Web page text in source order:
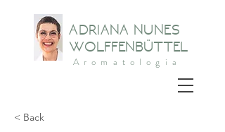
ADRIANA NUNES
WOLFFENBÜTTEL
Aromatologia
< Back